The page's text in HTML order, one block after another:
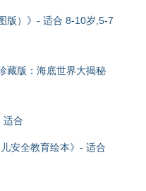
版）》- 适合 8-10岁,5-7
藏版：海底世界大揭秘
适合
安全教育绘本》- 适合